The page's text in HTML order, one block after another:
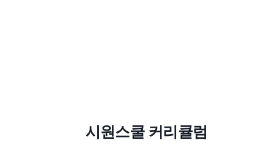
시원스쿨 커리큘럼